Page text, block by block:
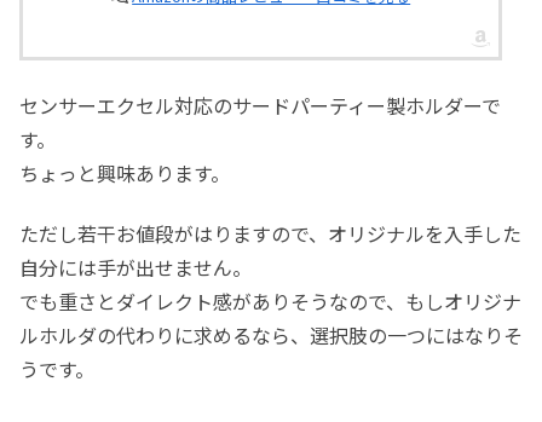
センサーエクセル対応のサードパーティー製ホルダーで
す。
ちょっと興味あります。
ただし若干お値段がはりますので、オリジナルを入手した
自分には手が出せません。
でも重さとダイレクト感がありそうなので、もしオリジナ
ルホルダの代わりに求めるなら、選択肢の一つにはなりそ
うです。